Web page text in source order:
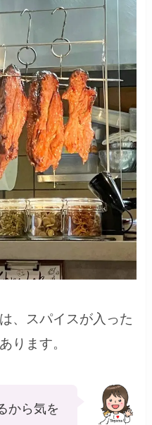
、スパイスが入った
ります。
から気を